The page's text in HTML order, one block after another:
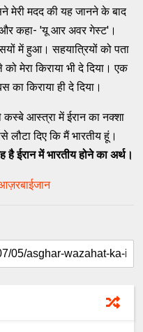
मेरी मदद की यह जानने के बाद
और कहा- 'यू आर अवर गेस्ट'।
में हुआ। सहयात्रियों को पता
मेरा किराया भी दे दिया। एक
का किराया ही दे दिया।
कस्बे आस्त्रा में ईरान का नक्शा
लौटा दिए कि मैं भारतीय हूं।
है ईरान में भारतीय होने का अर्थ।